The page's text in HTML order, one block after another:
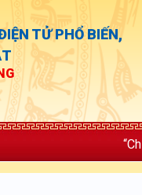
TỬ PHỔ BIẾN,
“Chủ động